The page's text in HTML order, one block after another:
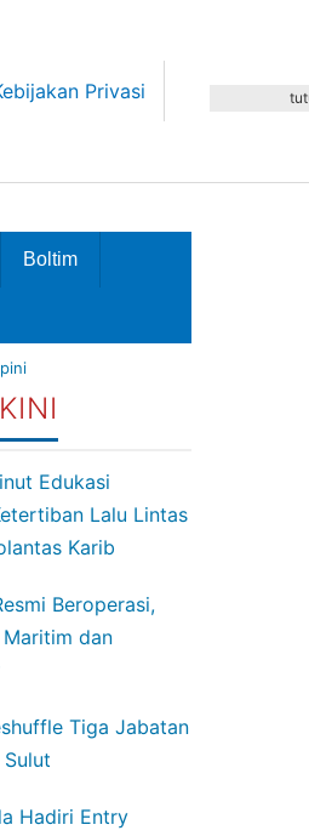
Privasi
Boltim
Edukasi
Lalu Lintas
Karib
Beroperasi,
Maritim dan
Tiga Jabatan
Hadiri Entry